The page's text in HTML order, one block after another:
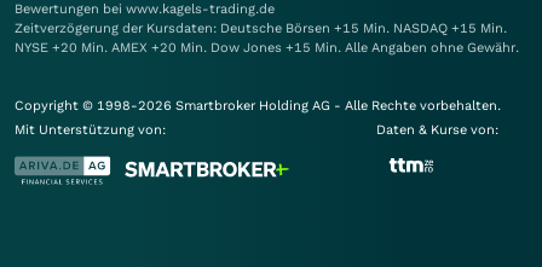
Bewertungen bei www.kagels-trading.de
Zeitverzögerung der Kursdaten: Deutsche Börsen +15 Min. NASDAQ +15 Min.
NYSE +20 Min. AMEX +20 Min. Dow Jones +15 Min. Alle Angaben ohne Gewähr.
Copyright © 1998-2026 Smartbroker Holding AG - Alle Rechte vorbehalten.
Mit Unterstützung von:
Daten & Kurse von: